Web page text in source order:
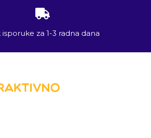
isporuke za 1-3 radna dana